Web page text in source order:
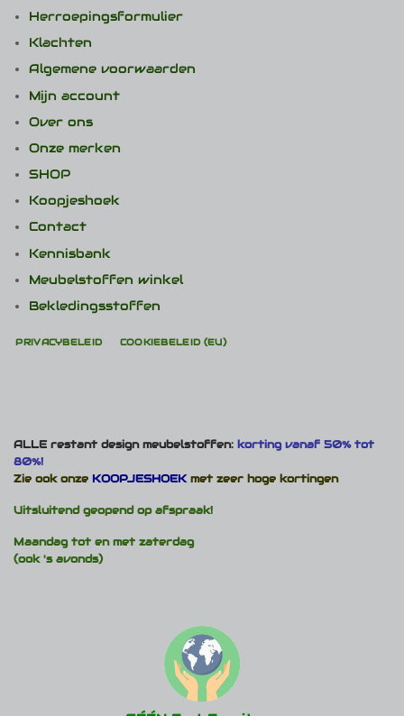
Herroepingsformulier
Klachten
Algemene voorwaarden
Mijn account
Over ons
Onze merken
SHOP
Koopjeshoek
Contact
Kennisbank
Meubelstoffen winkel
Bekledingsstoffen
PRIVACYBELEID COOKIEBELEID (EU)
ALLE restant design meubelstoffen: korting vanaf 50% tot
80%!
Zie ook onze KOOPJESHOEKmet zeer hoge kortingen
Uitsluitend geopend op afspraak!
Maandag tot en met zaterdag
(ook 's avonds)